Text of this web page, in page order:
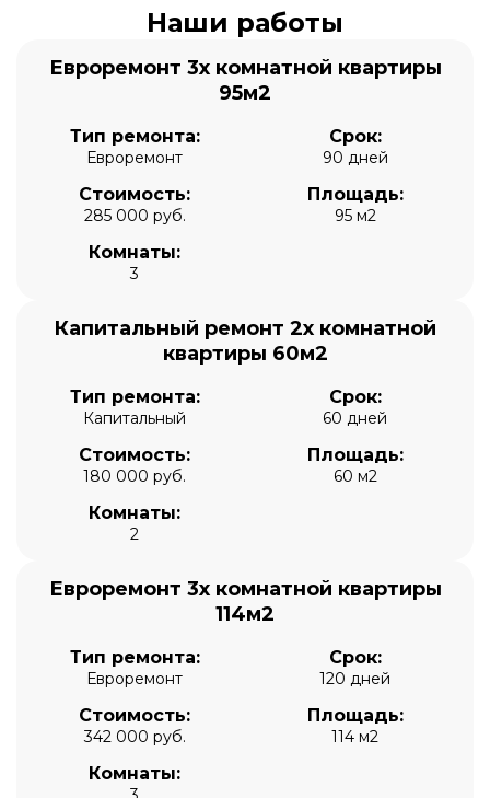
Наши работы
Евроремонт 3х комнатной квартиры
95м2
Тип ремонта:
Евроремонт
Срок:
90 дней
Стоимость:
285 000 руб.
Площадь:
95 м2
Комнаты:
3
Капитальный ремонт 2х комнатной
квартиры 60м2
Тип ремонта:
Капитальный
Срок:
60 дней
Стоимость:
180 000 руб.
Площадь:
60 м2
Комнаты:
2
Евроремонт 3х комнатной квартиры
114м2
Тип ремонта:
Евроремонт
Срок:
120 дней
Стоимость:
342 000 руб.
Площадь:
114 м2
Комнаты: